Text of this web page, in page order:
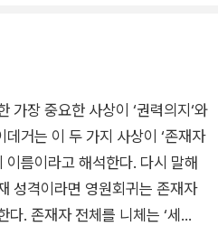
배경 설명을 자제하고, 하이데
책 속에 그물망을 치듯 촘촘히
도, 정신의 허영도 없이, 오직 존
이 다가가려는 겸손한 탐구자로
안내한다.
가장 중요한 사상이 ‘권력의지‘와
데거는 이 두 가지 사상이 ‘존재자
이름이라고 해석한다. 다시 말해
성격이라면 영원회귀는 존재자
. 존재자 전체를 니체는 ‘세